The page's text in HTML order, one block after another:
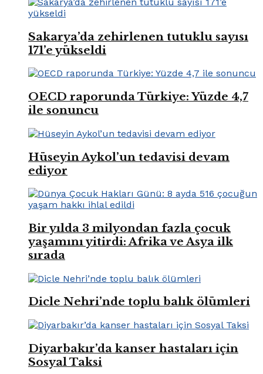
Sakarya’da zehirlenen tutuklu sayısı
171’e yükseldi
OECD raporunda Türkiye: Yüzde 4,7
ile sonuncu
Hüseyin Aykol’un tedavisi devam
ediyor
Bir yılda 3 milyondan fazla çocuk
yaşamını yitirdi: Afrika ve Asya ilk
sırada
Dicle Nehri’nde toplu balık ölümleri
Diyarbakır’da kanser hastaları için
Sosyal Taksi